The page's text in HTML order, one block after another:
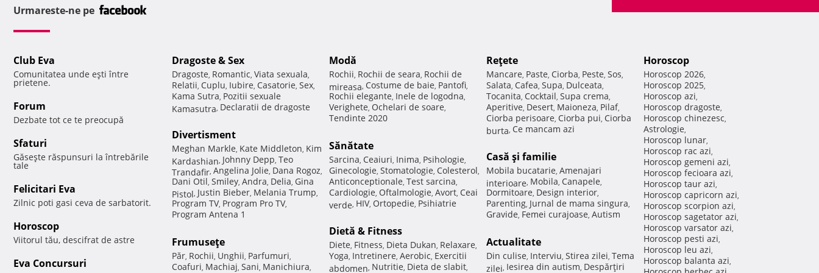
Urmareste-ne pe
Club Eva
Comunitatea unde eşti între
prietene.
Forum
Dezbate tot ce te preocupă
Sfaturi
Găseşte răspunsuri la întrebările
tale
Felicitari Eva
Zilnic poti gasi ceva de sarbatorit.
Horoscop
Viitorul tău, descifrat de astre
Eva Concursuri
Dragoste & Sex
Dragoste, Romantic, Viata sexuala,
Relatii, Cuplu, Iubire, Casatorie, Sex,
Kama Sutra, Pozitii sexuale
Kamasutra, Declaratii de dragoste
Divertisment
Meghan Markle, Kate Middleton, Kim
Kardashian, Johnny Depp, Teo
Trandafir, Angelina Jolie, Dana Rogoz,
Dani Otil, Smiley, Andra, Delia, Gina
Pistol, Justin Bieber, Melania Trump,
Program TV, Program Pro TV,
Program Antena 1
Frumuseţe
Păr, Rochii, Unghii, Parfumuri,
Coafuri, Machiaj, Sani, Manichiura,
Modă
Rochii, Rochii de seara, Rochii de
mireasa, Costume de baie, Pantofi,
Rochii elegante, Inele de logodna,
Verighete, Ochelari de soare,
Tendinte 2020
Sănătate
Sarcina, Ceaiuri, Inima, Psihologie,
Ginecologie, Stomatologie, Colesterol,
Anticonceptionale, Test sarcina,
Cardiologie, Oftalmologie, Avort, Ceai
verde, HIV, Ortopedie, Psihiatrie
Dietă & Fitness
Diete, Fitness, Dieta Dukan, Relaxare,
Yoga, Intretinere, Aerobic, Exercitii
abdomen, Nutritie, Dieta de slabit,
Reţete
Mancare, Paste, Ciorba, Peste, Sos,
Salata, Cafea, Supa, Dulceata,
Tocanita, Cocktail, Supa crema,
Aperitive, Desert, Maioneza, Pilaf,
Ciorba perisoare, Ciorba pui, Ciorba
burta, Ce mancam azi
Casă şi familie
Mobila bucatarie, Amenajari
interioare, Mobila, Canapele,
Dormitoare, Design interior,
Parenting, Jurnal de mama singura,
Gravide, Femei curajoase, Autism
Actualitate
Din culise, Interviu, Stirea zilei, Tema
zilei, Iesirea din autism, Despărţiri
Horoscop
Horoscop 2026,
Horoscop 2025,
Horoscop azi,
Horoscop dragoste,
Horoscop chinezesc,
Astrologie,
Horoscop lunar,
Horoscop rac azi,
Horoscop gemeni azi,
Horoscop fecioara azi,
Horoscop taur azi,
Horoscop capricorn azi,
Horoscop scorpion azi,
Horoscop sagetator azi,
Horoscop varsator azi,
Horoscop pesti azi,
Horoscop leu azi,
Horoscop balanta azi,